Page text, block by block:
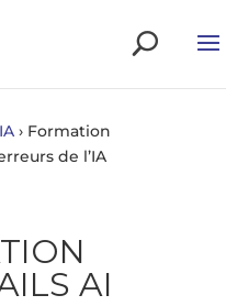
› Formation
de l’IA
AI